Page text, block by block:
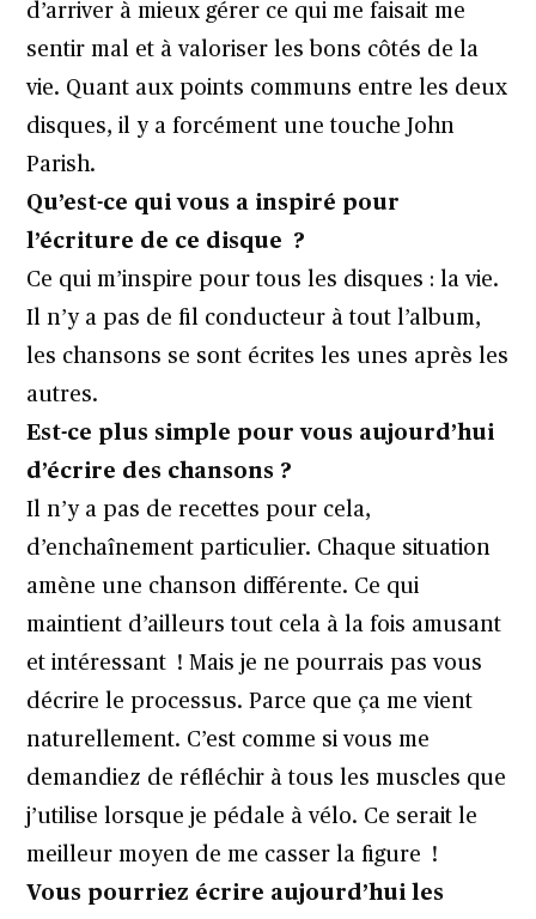
d’arriver à mieux gérer ce qui me faisait me
sentir mal et à valoriser les bons côtés de la
vie. Quant aux points communs entre les deux
disques, il y a forcément une touche John
Parish.
Qu’est-ce qui vous a inspiré pour
l’écriture de ce disque ?
Ce qui m’inspire pour tous les disques : la vie.
Il n’y a pas de fil conducteur à tout l’album,
les chansons se sont écrites les unes après les
autres.
Est-ce plus simple pour vous aujourd’hui
d’écrire des chansons ?
Il n’y a pas de recettes pour cela,
d’enchaînement particulier. Chaque situation
amène une chanson différente. Ce qui
maintient d’ailleurs tout cela à la fois amusant
et intéressant ! Mais je ne pourrais pas vous
décrire le processus. Parce que ça me vient
naturellement. C’est comme si vous me
demandiez de réfléchir à tous les muscles que
j’utilise lorsque je pédale à vélo. Ce serait le
meilleur moyen de me casser la figure !
Vous pourriez écrire aujourd’hui les